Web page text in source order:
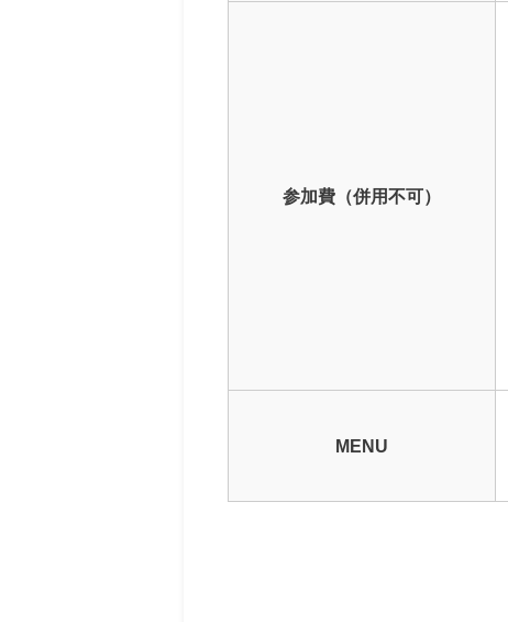
参加費（併用不可）
MENU